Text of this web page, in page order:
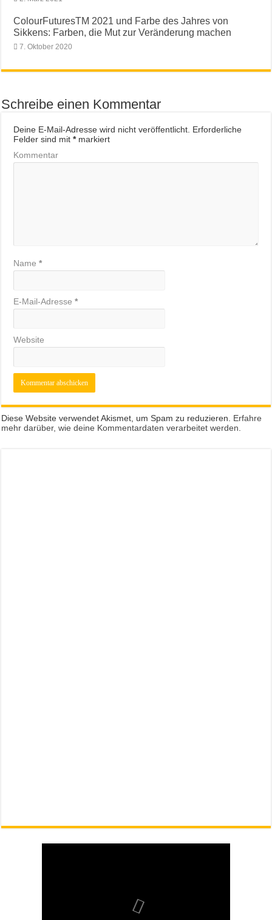
ColourFuturesTM 2021 und Farbe des Jahres von
Sikkens: Farben, die Mut zur Veränderung machen
7. Oktober 2020
Schreibe einen Kommentar
Deine E-Mail-Adresse wird nicht veröffentlicht. Erforderliche
Felder sind mit*markiert
Kommentar
Name*
E-Mail-Adresse*
Website
Diese Website verwendet Akismet, um Spam zu reduzieren. Erfahre
mehr darüber, wie deine Kommentardaten verarbeitet werden.